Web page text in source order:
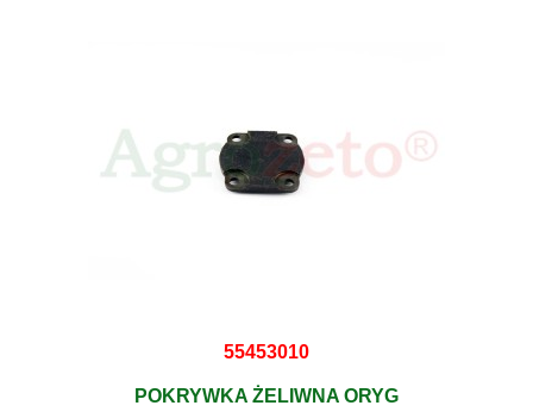
55453010
POKRYWKA ŻELIWNA ORYG